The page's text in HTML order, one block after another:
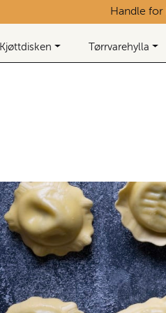
Handle
Kjøttdisken Tørrvarehylla